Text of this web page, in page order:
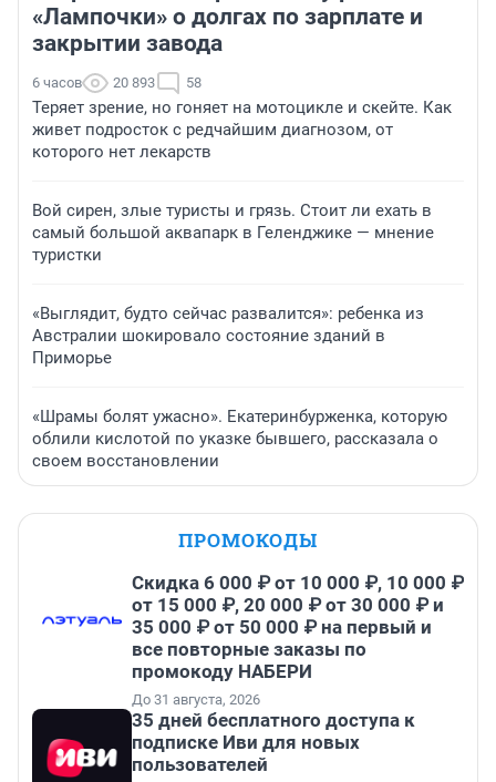
«Лампочки» о долгах по зарплате и
закрытии завода
6 часов 20 893 58
Теряет зрение, но гоняет на мотоцикле и скейте. Как
живет подросток с редчайшим диагнозом, от
которого нет лекарств
Вой сирен, злые туристы и грязь. Стоит ли ехать в
самый большой аквапарк в Геленджике — мнение
туристки
«Выглядит, будто сейчас развалится»: ребенка из
Австралии шокировало состояние зданий в
Приморье
«Шрамы болят ужасно». Екатеринбурженка, которую
облили кислотой по указке бывшего, рассказала о
своем восстановлении
ПРОМОКОДЫ
Скидка 6 000 ₽ от 10 000 ₽, 10 000 ₽
от 15 000 ₽, 20 000 ₽ от 30 000 ₽ и
35 000 ₽ от 50 000 ₽ на первый и
все повторные заказы по
промокоду НАБЕРИ
До 31 августа, 2026
35 дней бесплатного доступа к
подписке Иви для новых
пользователей